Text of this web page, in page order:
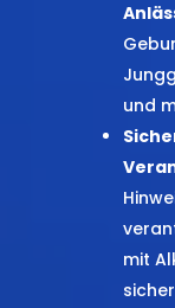
und
mit